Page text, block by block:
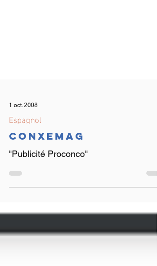
Espagnol
Conxemag
"Publicité Proconco"